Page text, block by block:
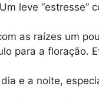
leve “estresse”
as raízes um
para a floração.
e a noite,